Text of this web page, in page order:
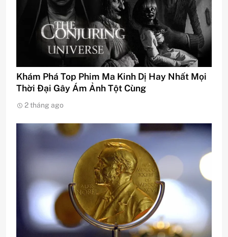
Khám Phá Top Phim Ma Kinh Dị Hay Nhất Mọi
Thời Đại Gây Ám Ảnh Tột Cùng
2 tháng ago